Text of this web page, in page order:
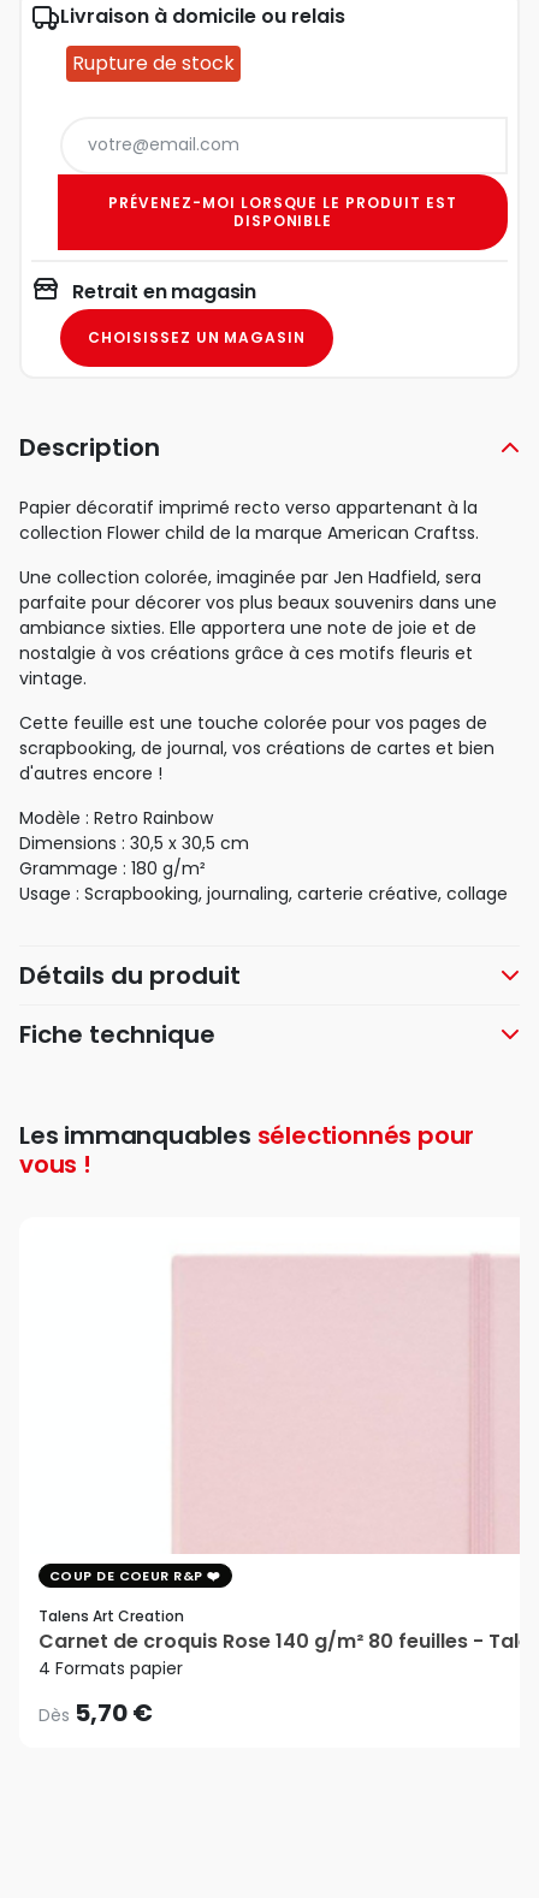
Livraison à domicile ou relais
Rupture de stock
PRÉVENEZ-MOI LORSQUE LE PRODUIT EST
DISPONIBLE
Retrait en magasin
CHOISISSEZ UN MAGASIN
Description
Papier décoratif imprimé recto verso appartenant à la
collection Flower child de la marque American Craftss.
Une collection colorée, imaginée par Jen Hadfield, sera
parfaite pour décorer vos plus beaux souvenirs dans une
ambiance sixties. Elle apportera une note de joie et de
nostalgie à vos créations grâce à ces motifs fleuris et
vintage.
Cette feuille est une touche colorée pour vos pages de
scrapbooking, de journal, vos créations de cartes et bien
d'autres encore !
Modèle : Retro Rainbow
Dimensions : 30,5 x 30,5 cm
Grammage : 180 g/m²
Usage : Scrapbooking, journaling, carterie créative, collage
Détails du produit
Fiche technique
Les immanquables sélectionnés pour
vous !
COUP DE COEUR R&P
Talens Art Creation
Carnet de croquis Rose 140 g/m² 80 feuilles -
4 Formats papier
Dès 5,70 €